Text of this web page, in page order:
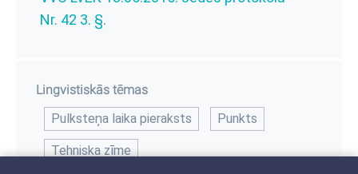
Nr. 42 3. §.
Lingvistiskās tēmas
Pulksteņa laika pieraksts Punkts
Tehniska zīme